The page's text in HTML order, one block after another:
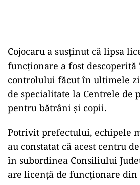
Cojocaru a susţinut că lipsa
funcţionare a fost
controlului făcut în ultimele
de specialitate la Centrele de
pentru bătrâni şi copii.
Potrivit prefectului, echipele
au constatat că acest centru
în subordinea Consiliului
are licenţă de funcţionare din